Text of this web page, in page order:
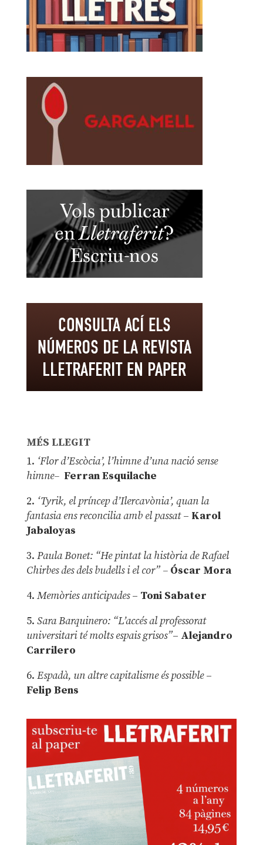
MÉS LLEGIT
1. ‘Flor d’Escòcia’, l’himne d’una nació sense
himne– Ferran Esquilache
2. ‘Tyrik, el príncep d’Ilercavònia’, quan la
fantasia ens reconcilia amb el passat– Karol
Jabaloyas
3. Paula Bonet: “He pintat la història de Rafael
Chirbes des dels budells i el cor” –Óscar Mora
4. Memòries anticipades– Toni Sabater
5. Sara Barquinero: “L’accés al professorat
universitari té molts espais grisos”– Alejandro
Carrilero
6. Espadà, un altre capitalisme és possible –
Felip Bens